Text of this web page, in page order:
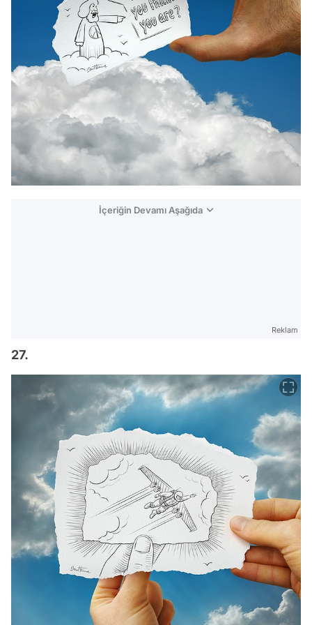
İçeriğin Devamı Aşağıda
Reklam
27.